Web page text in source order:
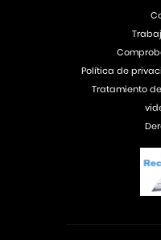
Política de
Tratamiento